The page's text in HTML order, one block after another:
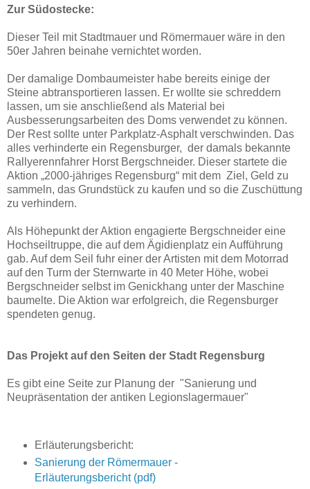
Zur Südostecke:
Dieser Teil mit Stadtmauer und Römermauer wäre in den
50er Jahren beinahe vernichtet worden.
Der damalige Dombaumeister habe bereits einige der
Steine abtransportieren lassen. Er wollte sie schreddern
lassen, um sie anschließend als Material bei
Ausbesserungsarbeiten des Doms verwendet zu können.
Der Rest sollte unter Parkplatz-Asphalt verschwinden. Das
alles verhinderte ein Regensburger, der damals bekannte
Rallyerennfahrer Horst Bergschneider. Dieser startete die
Aktion „2000-jähriges Regensburg“ mit dem Ziel, Geld zu
sammeln, das Grundstück zu kaufen und so die Zuschüttung
zu verhindern.
Als Höhepunkt der Aktion engagierte Bergschneider eine
Hochseiltruppe, die auf dem Ägidienplatz ein Aufführung
gab. Auf dem Seil fuhr einer der Artisten mit dem Motorrad
auf den Turm der Sternwarte in 40 Meter Höhe, wobei
Bergschneider selbst im Genickhang unter der Maschine
baumelte. Die Aktion war erfolgreich, die Regensburger
spendeten genug.
Das Projekt auf den Seiten der Stadt Regensburg
Es gibt eine Seite zur Planung der "Sanierung und
Neupräsentation der antiken Legionslagermauer"
Erläuterungsbericht:
Sanierung der Römermauer -
Erläuterungsbericht (pdf)